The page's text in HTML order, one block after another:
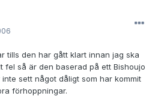
tills den har gått klart innan jag ska
fel så är den baserad på ett Bishoujo
sett något dåligt som har kommit
förhoppningar.